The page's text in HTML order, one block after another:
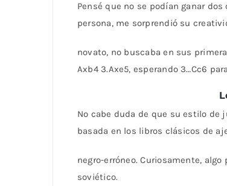
Pensé que no se podían ganar
persona, me sorprendió su
novato, no buscaba en sus
Axb4 3.Axe5, esperando 3…Cc6
No cabe duda de que su estilo de
basada en los libros clásicos de
negro-erróneo. Curiosamente,
soviético.